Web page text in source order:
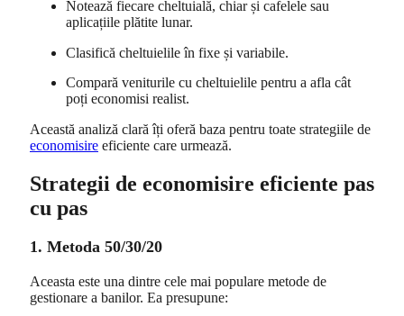
Notează fiecare cheltuială, chiar și cafelele sau
aplicațiile plătite lunar.
Clasifică cheltuielile în fixe și variabile.
Compară veniturile cu cheltuielile pentru a afla cât
poți economisi realist.
Această analiză clară îți oferă baza pentru toate strategiile de
economisire eficiente care urmează.
Strategii de economisire eficiente pas
cu pas
1. Metoda 50/30/20
Aceasta este una dintre cele mai populare metode de
gestionare a banilor. Ea presupune: